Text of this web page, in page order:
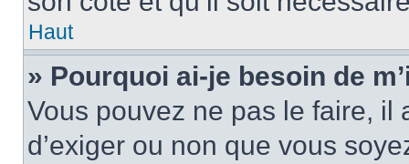
Haut
» Pourquoi ai-je besoin de
Vous pouvez ne pas le faire, il
d’exiger ou non que vous